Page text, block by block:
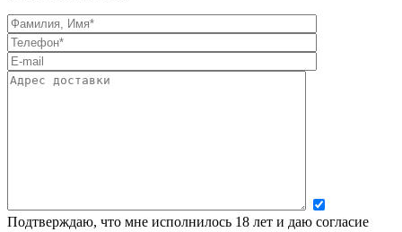
Подтверждаю, что мне исполнилось 18 лет и даю согласие